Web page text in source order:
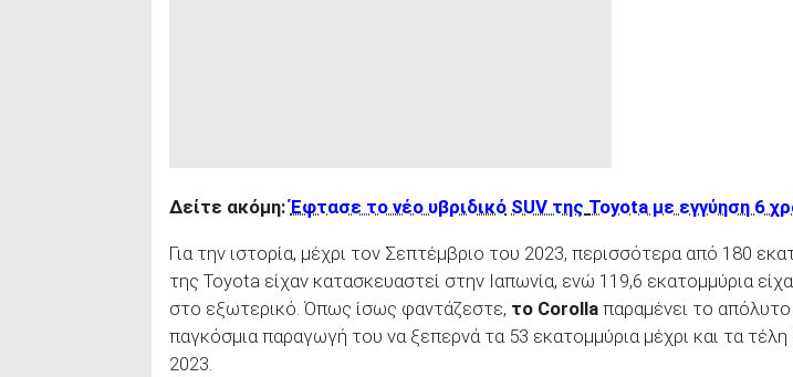
Δείτε ακόμη:Έφτασε το νέο υβριδικό SUV της Toyota με εγγύηση 6
Για την ιστορία, μέχρι τον Σεπτέμβριο του 2023, περισσότερα από 180
της Toyota είχαν κατασκευαστεί στην Ιαπωνία, ενώ 119,6 εκατομμύρια
στο εξωτερικό. Όπως ίσως φαντάζεστε, το Corolla παραμένει το
παγκόσμια παραγωγή του να ξεπερνά τα 53 εκατομμύρια μέχρι και τα
2023.